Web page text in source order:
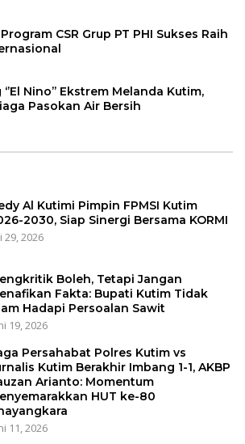
CSR Grup PT PHI Sukses Raih
Nino’’ Ekstrem Melanda Kutim,
Pasokan Air Bersih
Al Kutimi Pimpin FPMSI Kutim
2030, Siap Sinergi Bersama KORMI
29, 2026
Boleh, Tetapi Jangan
Fakta: Bupati Kutim Tidak
Hadapi Persoalan Sawit
19, 2026
Persahabat Polres Kutim vs
Kutim Berakhir Imbang 1-1, AKBP
Arianto: Momentum
HUT ke-80
11, 2026